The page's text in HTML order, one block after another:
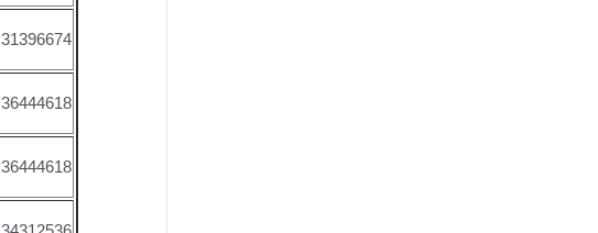
31396674
36444618
36444618